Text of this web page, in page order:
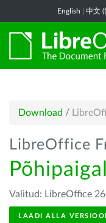
English 中文 (
Download /
LibreOffice
Valitud: LibreOffice
LAADI ALLA